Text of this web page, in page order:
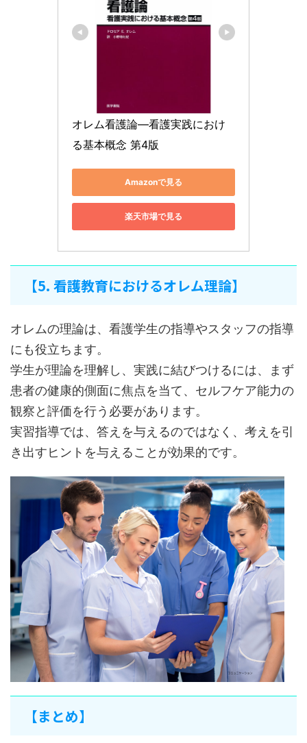
オレム看護論―看護実践におけ
る基本概念 第4版
Amazonで見る
楽天市場で見る
【5. 看護教育におけるオレム理論】
オレムの理論は、看護学生の指導やスタッフの指導
にも役立ちます。
学生が理論を理解し、実践に結びつけるには、まず
患者の健康的側面に焦点を当て、セルフケア能力の
観察と評価を行う必要があります。
実習指導では、答えを与えるのではなく、考えを引
き出すヒントを与えることが効果的です。
【まとめ】